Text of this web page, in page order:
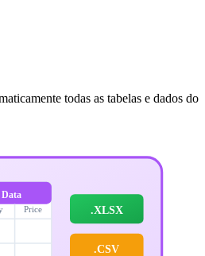
todas as tabelas e dados do
Price .XLSX
.CSV